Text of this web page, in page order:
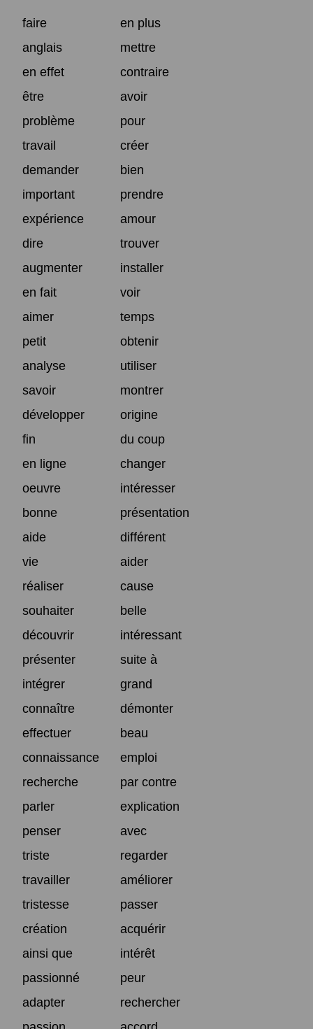
faire
en plus
anglais
mettre
en effet
contraire
être
avoir
problème
pour
travail
créer
demander
bien
important
prendre
expérience
amour
dire
trouver
augmenter
installer
en fait
voir
aimer
temps
petit
obtenir
analyse
utiliser
savoir
montrer
développer
origine
fin
du coup
en ligne
changer
oeuvre
intéresser
bonne
présentation
aide
différent
vie
aider
réaliser
cause
souhaiter
belle
découvrir
intéressant
présenter
suite à
intégrer
grand
connaître
démonter
effectuer
beau
connaissance
emploi
recherche
par contre
parler
explication
penser
avec
triste
regarder
travailler
améliorer
tristesse
passer
création
acquérir
ainsi que
intérêt
passionné
peur
adapter
rechercher